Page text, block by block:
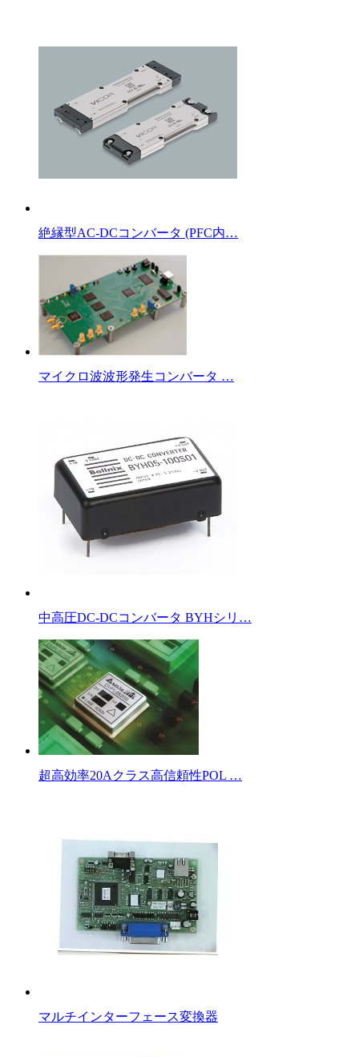
絶縁型AC-DCコンバータ (PFC内…
マイクロ波波形発生コンバータ …
中高圧DC-DCコンバータ BYHシリ…
超高効率20Aクラス高信頼性POL …
マルチインターフェース変換器